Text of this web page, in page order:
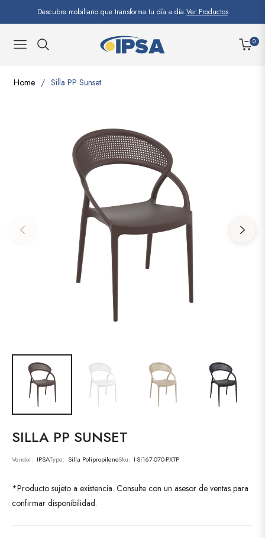
Descubre mobiliario que transforma tu día a día.Ver Productos
NAVIGATION
0
Home / Silla PP Sunset
SILLA PP SUNSET
Vendor: IPSAType: Silla PolipropilenoSku: I-SI167-070-PXTP
*Producto sujeto a existencia. Consulte con un asesor de ventas para
confirmar disponibilidad.